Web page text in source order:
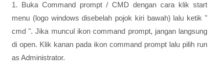
1. Buka Command prompt / CMD dengan cara klik start
menu (logo windows disebelah pojok kiri bawah) lalu ketik "
cmd ". Jika muncul ikon command prompt, jangan langsung
di open. Klik kanan pada ikon command prompt lalu pilih run
as Administrator.